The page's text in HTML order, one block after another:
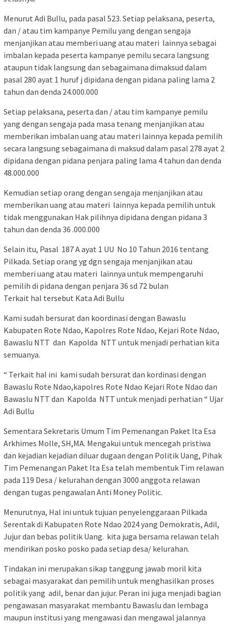
Menurut Adi Bullu, pada pasal 523. Setiap pelaksana, peserta,
dan / atau tim kampanye Pemilu yang dengan sengaja
menjanjikan atau memberi uang atau materi lainnya sebagai
imbalan kepada peserta kampanye pemilu secara langsung
ataupun tidak langsung dan sebagaimana dimaksud dalam
pasal 280 ayat 1 huruf j dipidana dengan pidana paling lama 2
tahun dan denda 24.000.000
Setiap pelaksana, peserta dan / atau tim kampanye pemilu
yang dengan sengaja pada masa tenang menjanjikan atau
memberikan imbalan uang atau materi lainnya kepada pemilih
secara langsung sebagaimana di maksud dalam pasal 278 ayat 2
dipidana dengan pidana penjara paling lama 4 tahun dan denda
48.000.000
Kemudian setiap orang dengan sengaja menjanjikan atau
memberikan uang atau materi lainnya kepada pemilih untuk
tidak menggunakan Hak pilihnya dipidana dengan pidana 3
tahun dan denda 36 .000.000
Selain itu, Pasal 187 A ayat 1 UU No 10 Tahun 2016 tentang
Pilkada. Setiap orang yg dgn sengaja menjanjikan atau
memberi uang atau materi lainnya untuk mempengaruhi
pemilih di pidana dengan penjara 36 sd 72 bulan
Terkait hal tersebut Kata Adi Bullu
Kami sudah bersurat dan koordinasi dengan Bawaslu
Kabupaten Rote Ndao, Kapolres Rote Ndao, Kejari Rote Ndao,
Bawaslu NTT dan Kapolda NTT untuk menjadi perhatian kita
semuanya.
“ Terkait hal ini kami sudah bersurat dan kordinasi dengan
Bawaslu Rote Ndao,kapolres Rote Ndao Kejari Rote Ndao dan
Bawaslu NTT dan Kapolda NTT untuk menjadi perhatian “ Ujar
Adi Bullu
Sementara Sekretaris Umum Tim Pemenangan Paket Ita Esa
Arkhimes Molle, SH,MA. Mengakui untuk mencegah pristiwa
dan kejadian kejadian diluar dugaan dengan Politik Uang, Pihak
Tim Pemenangan Paket Ita Esa telah membentuk Tim relawan
pada 119 Desa / kelurahan dengan 3000 anggota relawan
dengan tugas pengawalan Anti Money Politic.
Menurutnya, Hal ini untuk tujuan penyelenggaraan Pilkada
Serentak di Kabupaten Rote Ndao 2024 yang Demokratis, Adil,
Jujur dan bebas politik Uang. kita juga bersama relawan telah
mendirikan posko posko pada setiap desa/ kelurahan.
Tindakan ini merupakan sikap tanggung jawab moril kita
sebagai masyarakat dan pemilih untuk menghasilkan proses
politik yang adil, benar dan jujur. Peran ini juga menjadi bagian
pengawasan masyarakat membantu Bawaslu dan lembaga
maupun institusi yang mengawasi dan mengawal jalannya